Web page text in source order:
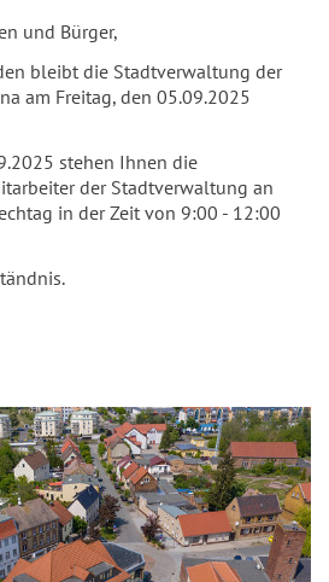
und Bürger,
bleibt die Stadtverwaltung der
am Freitag, den 05.09.2025
stehen Ihnen die
der Stadtverwaltung an
in der Zeit von 9:00 - 12:00